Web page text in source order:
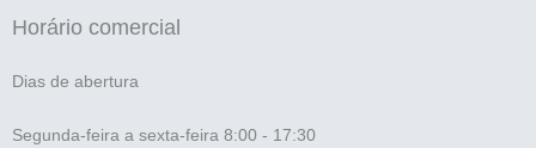
Horário comercial
Dias de abertura
Segunda-feira a sexta-feira 8:00 - 17:30